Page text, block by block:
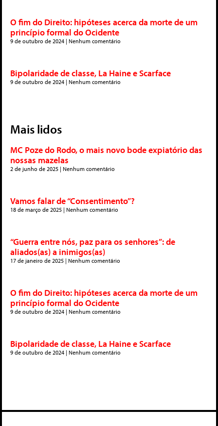
O fim do Direito: hipóteses acerca da morte de um
princípio formal do Ocidente
9 de outubro de 2024 Nenhum comentário
Bipolaridade de classe, La Haine e Scarface
9 de outubro de 2024 Nenhum comentário
Mais lidos
MC Poze do Rodo, o mais novo bode expiatório das
nossas mazelas
2 de junho de 2025 Nenhum comentário
Vamos falar de “Consentimento”?
18 de março de 2025 Nenhum comentário
“Guerra entre nós, paz para os senhores”: de
aliados(as) a inimigos(as)
17 de janeiro de 2025 Nenhum comentário
O fim do Direito: hipóteses acerca da morte de um
princípio formal do Ocidente
9 de outubro de 2024 Nenhum comentário
Bipolaridade de classe, La Haine e Scarface
9 de outubro de 2024 Nenhum comentário